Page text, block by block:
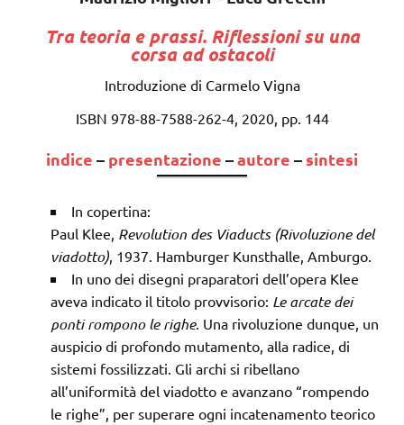
Tra teoria e prassi. Riflessioni su una
corsa ad ostacoli
Introduzione di Carmelo Vigna
ISBN 978-88-7588-262-4, 2020, pp. 144
indice – presentazione –autore – sintesi
In copertina:
Paul Klee, Revolution des Viaducts (Rivoluzione del
viadotto) , 1937. Hamburger Kunsthalle, Amburgo.
In uno dei disegni praparatori dell’opera Klee
aveva indicato il titolo provvisorio: Le arcate dei
ponti rompono le righe. Una rivoluzione dunque, un
auspicio di profondo mutamento, alla radice, di
sistemi fossilizzati. Gli archi si ribellano
all’uniformità del viadotto e avanzano “rompendo
le righe”, per superare ogni incatenamento teorico